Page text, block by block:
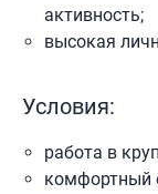
активность;
высокая
Условия:
работа в
комфортный